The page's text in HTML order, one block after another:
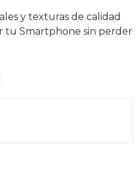
y texturas de calidad
tu Smartphone sin perder